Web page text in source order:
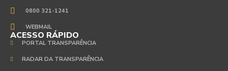
0800 321-1241
WEBMAIL
ACESSO RÁPIDO
PORTAL TRANSPARÊNCIA
RADAR DA TRANSPARÊNCIA